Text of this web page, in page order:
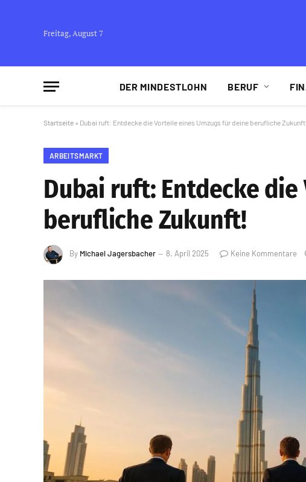
Freitag, August 7
DER MINDESTLOHN BERUF
Startseite » Dubai ruft: Entdecke die Vorteile eines Umzugs für deine berufliche
ARBEITSMARKT
Dubai ruft: Entdecke
berufliche Zukunft!
By Michael Jagersbacher 8. April 2025 Keine Kommentare